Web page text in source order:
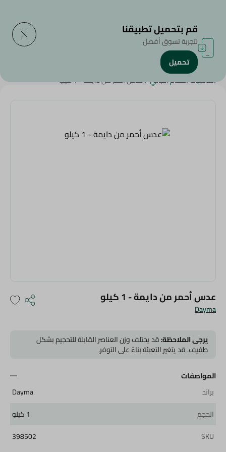
الرئيسية/منتجات البقالة
أساسيات النظام النباتي/عدس أحمر من دايمة - 1 كيلو
Dayma
عدس أحمر من دايمة - 1 كيلو
يرجى الملاحظة:قد يختلف وزن العناصر القابلة للتحجيم بشكل
طفيف. قد يتغير التعبئة بناءً على التوفر.
المواصفات
براند
Dayma
الحجم
1 كيلو
SKU
398502
قم بتحميل تطبيقنا
لتجربة تسوق أفضل
تحميل